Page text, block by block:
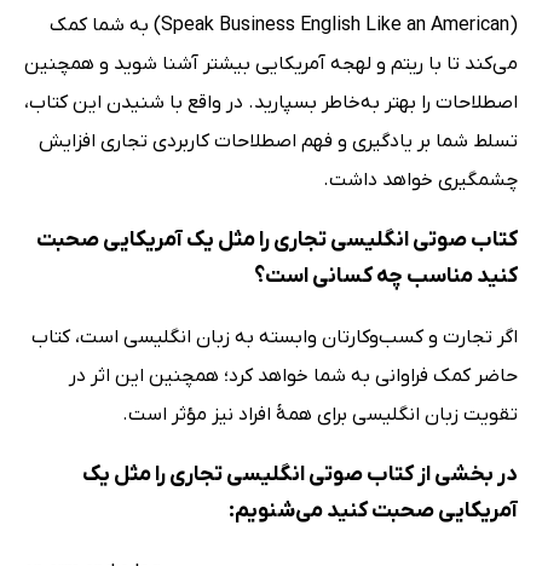
(Speak Business English Like an American) به شما کمک
می‌کند تا با ریتم و لهجه آمریکایی بیشتر آشنا شوید و همچنین
اصطلاحات را بهتر به‌خاطر بسپارید. در واقع با شنیدن این کتاب،
تسلط شما بر یادگیری و فهم اصطلاحات کاربردی تجاری افزایش
چشمگیری خواهد داشت.
کتاب صوتی انگلیسی تجاری را مثل یک آمریکایی صحبت
کنید مناسب چه کسانی است؟
اگر تجارت و کسب‌وکارتان وابسته به زبان انگلیسی است، کتاب
حاضر کمک فراوانی به شما خواهد کرد؛ همچنین این اثر در
تقویت زبان انگلیسی برای همهٔ افراد نیز مؤثر است.
در بخشی از کتاب صوتی انگلیسی تجاری را مثل یک
آمریکایی صحبت کنید می‌شنویم: